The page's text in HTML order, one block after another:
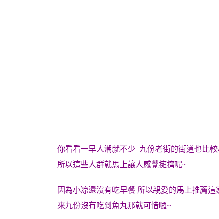
你看看一早人潮就不少 九份老街的街道也比較
所以這些人群就馬上讓人感覺擁擠呢~
因為小凉還沒有吃早餐 所以親愛的馬上推薦這
來九份沒有吃到魚丸那就可惜囉~